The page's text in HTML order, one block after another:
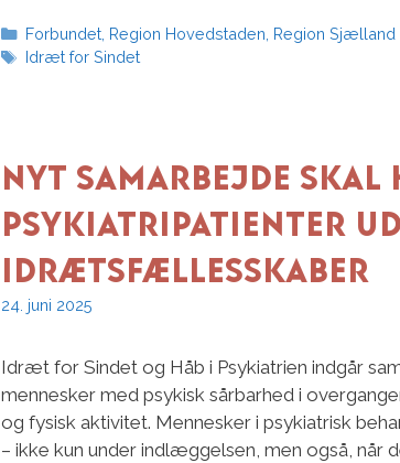
Kategorier
Forbundet, Region Hovedstaden Region Sjælland
Tags
Idræt for Sindet
Nyt samarbejde skal
psykiatripatienter
idrætsfællesskaber
24. juni 2025
Idræt for Sindet og Håb i Psykiatrien indgår
mennesker med psykisk sårbarhed i
og fysisk aktivitet. Mennesker i psykiatrisk
– ikke kun under indlæggelsen, men også, når